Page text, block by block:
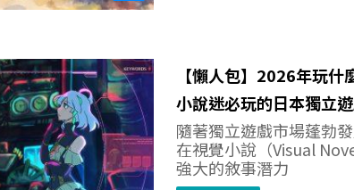
【懶人包】2026年玩
小說迷必玩的日本獨立
隨著獨立遊戲市場蓬勃
在視覺小說（Visual
強大的敘事潛力